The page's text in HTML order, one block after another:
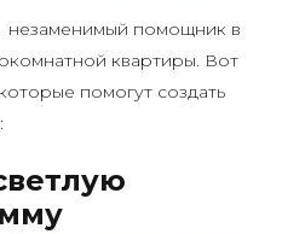
незаменимый помощник в
квартиры. Вот
помогут создать